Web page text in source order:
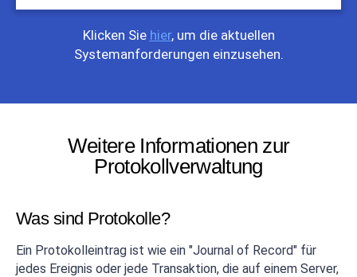
Klicken Sie hier, um die aktuellen
Systemanforderungen einzusehen.
Weitere Informationen zur
Protokollverwaltung
Was sind Protokolle?
Ein Protokolleintrag ist wie ein "Journal of Record" für
jedes Ereignis oder jede Transaktion, die auf einem Server,